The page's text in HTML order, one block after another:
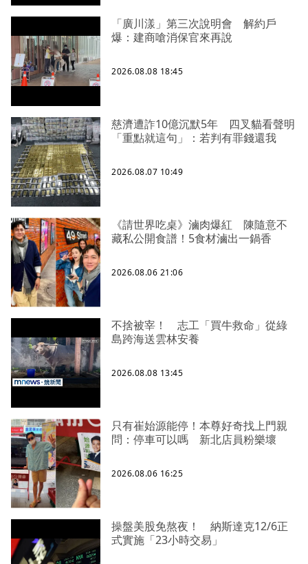
「廣川漾」第三次說明會 解約戶
爆：建商嗆消保官來再說
2026.08.08 18:45
慈濟遭詐10億沉默5年 四叉貓看聲明
「重點就這句」：若判有罪錢還我
2026.08.07 10:49
《請世界吃桌》滷肉爆紅 陳隨意不
藏私公開食譜！5食材滷出一鍋香
2026.08.06 21:06
不捨被宰！ 志工「買牛救命」從綠
島跨海送雲林安養
2026.08.08 13:45
只有崔始源能停！本尊好奇找上門親
問：停車可以嗎 新北店員粉樂壞
2026.08.06 16:25
操盤美股免熬夜！ 納斯達克12/6正
式實施「23小時交易」